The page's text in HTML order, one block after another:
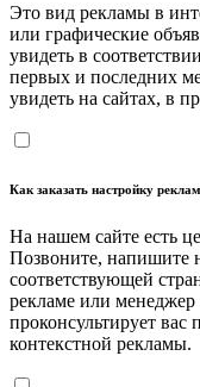
Это вид рекламы в
или графические
увидеть в
первых и последних
увидеть на сайтах, в
Как заказать настройку
На нашем сайте есть
Позвоните, напишите
соответствующей
рекламе или менеджер
проконсультирует
контекстной рекламы.